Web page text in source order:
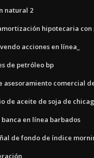
natural 2
hipotecaria
acciones en línea_
de petróleo bp
asesoramiento comercial
de aceite de soja de
banca en línea barbados
de fondo de índice